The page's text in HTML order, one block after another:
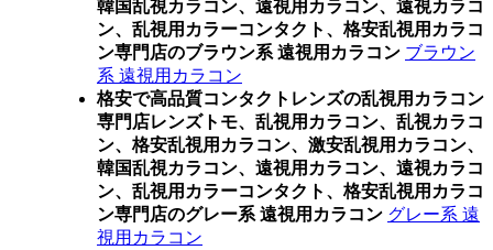
韓国乱視カラコン、遠視用カラコン、遠視カラコ
ン、乱視用カラーコンタクト、格安乱視用カラコ
ン専門店のブラウン系 遠視用カラコン ブラウン
系 遠視用カラコン
格安で高品質コンタクトレンズの乱視用カラコン
専門店レンズトモ、乱視用カラコン、乱視カラコ
ン、格安乱視用カラコン、激安乱視用カラコン、
韓国乱視カラコン、遠視用カラコン、遠視カラコ
ン、乱視用カラーコンタクト、格安乱視用カラコ
ン専門店のグレー系 遠視用カラコン グレー系 遠
視用カラコン